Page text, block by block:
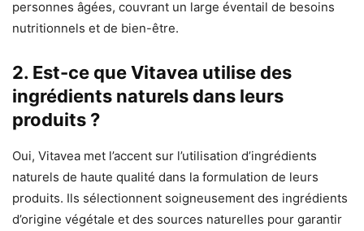
personnes âgées, couvrant un large éventail de besoins
nutritionnels et de bien-être.
2. Est-ce que Vitavea utilise des
ingrédients naturels dans leurs
produits ?
Oui, Vitavea met l’accent sur l’utilisation d’ingrédients
naturels de haute qualité dans la formulation de leurs
produits. Ils sélectionnent soigneusement des ingrédients
d’origine végétale et des sources naturelles pour garantir